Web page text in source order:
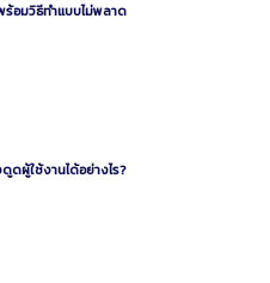
ร้อมวิธีทำแบบไม่พลาด
ดผู้ใช้งานได้อย่างไร?